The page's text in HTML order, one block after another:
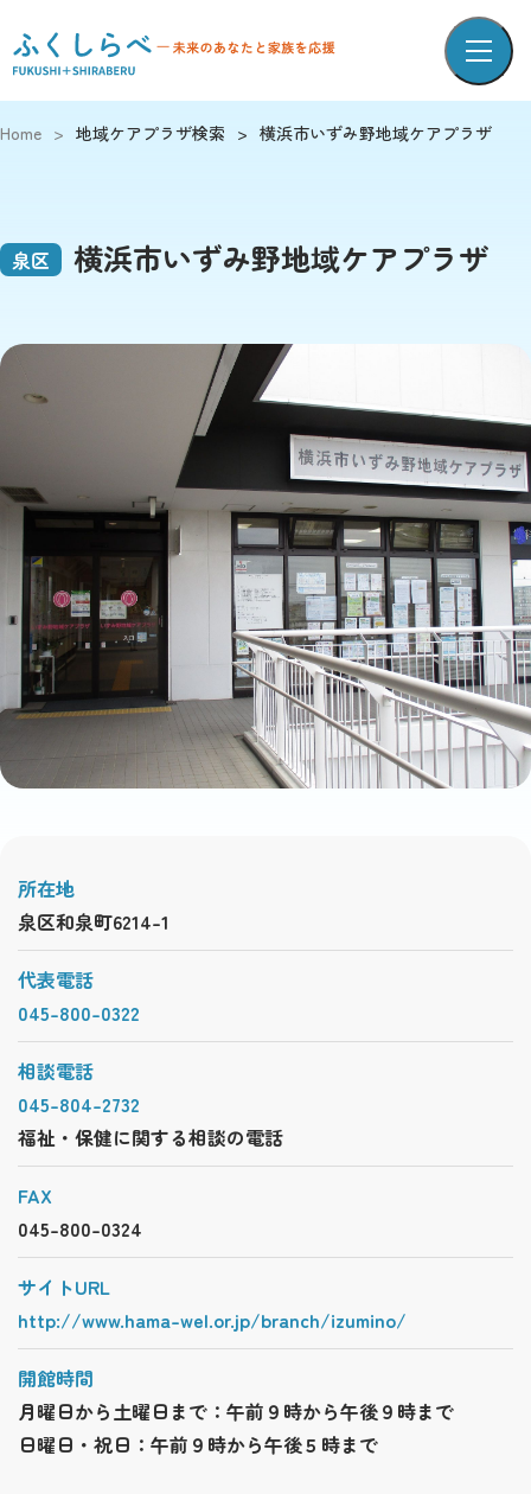
Home > 地域ケアプラザ検索 > 横浜市いずみ野地域ケアプラザ
泉区 横浜市いずみ野地域ケアプラザ
所在地
泉区和泉町6214-1
代表電話
045-800-0322
相談電話
045-804-2732
福祉・保健に関する相談の電話
FAX
045-800-0324
サイトURL
http://www.hama-wel.or.jp/branch/izumino/
開館時間
月曜日から土曜日まで：午前９時から午後９時まで
日曜日・祝日：午前９時から午後５時まで